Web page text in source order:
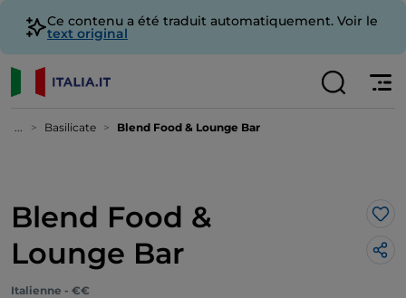
Ce contenu a été traduit automatiquement. Voir le
text original
... Basilicate Blend Food & Lounge Bar
Blend Food &
Lounge Bar
Italienne - €€